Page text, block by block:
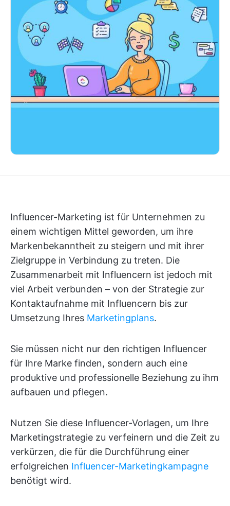
Influencer-Marketing ist für Unternehmen zu
einem wichtigen Mittel geworden, um ihre
Markenbekanntheit zu steigern und mit ihrer
Zielgruppe in Verbindung zu treten. Die
Zusammenarbeit mit Influencern ist jedoch mit
viel Arbeit verbunden – von der Strategie zur
Kontaktaufnahme mit Influencern bis zur
Umsetzung Ihres Marketingplans.
Sie müssen nicht nur den richtigen Influencer
für Ihre Marke finden, sondern auch eine
produktive und professionelle Beziehung zu ihm
aufbauen und pflegen.
Nutzen Sie diese Influencer-Vorlagen, um Ihre
Marketingstrategie zu verfeinern und die Zeit zu
verkürzen, die für die Durchführung einer
erfolgreichen Influencer-Marketingkampagne
benötigt wird.